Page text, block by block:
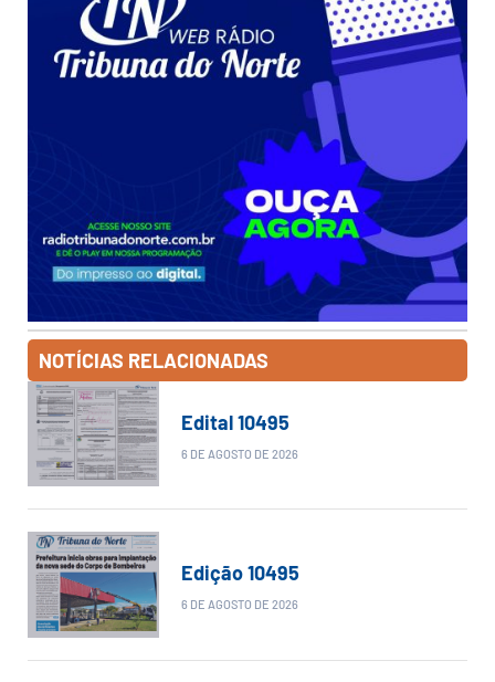
NOTÍCIAS RELACIONADAS
Edital 10495
6 DE AGOSTO DE 2026
Edição 10495
6 DE AGOSTO DE 2026